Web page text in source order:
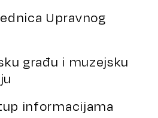
Upravnog
građu i muzejsku
informacijama